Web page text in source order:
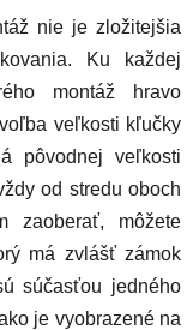
nie je zložitejšia
Ku každej
montáž hravo
veľkosti kľučky
pôvodnej veľkosti
od stredu oboch
zaoberať, môžete
má zvlášť zámok
súčasťou jedného
je vyobrazené na